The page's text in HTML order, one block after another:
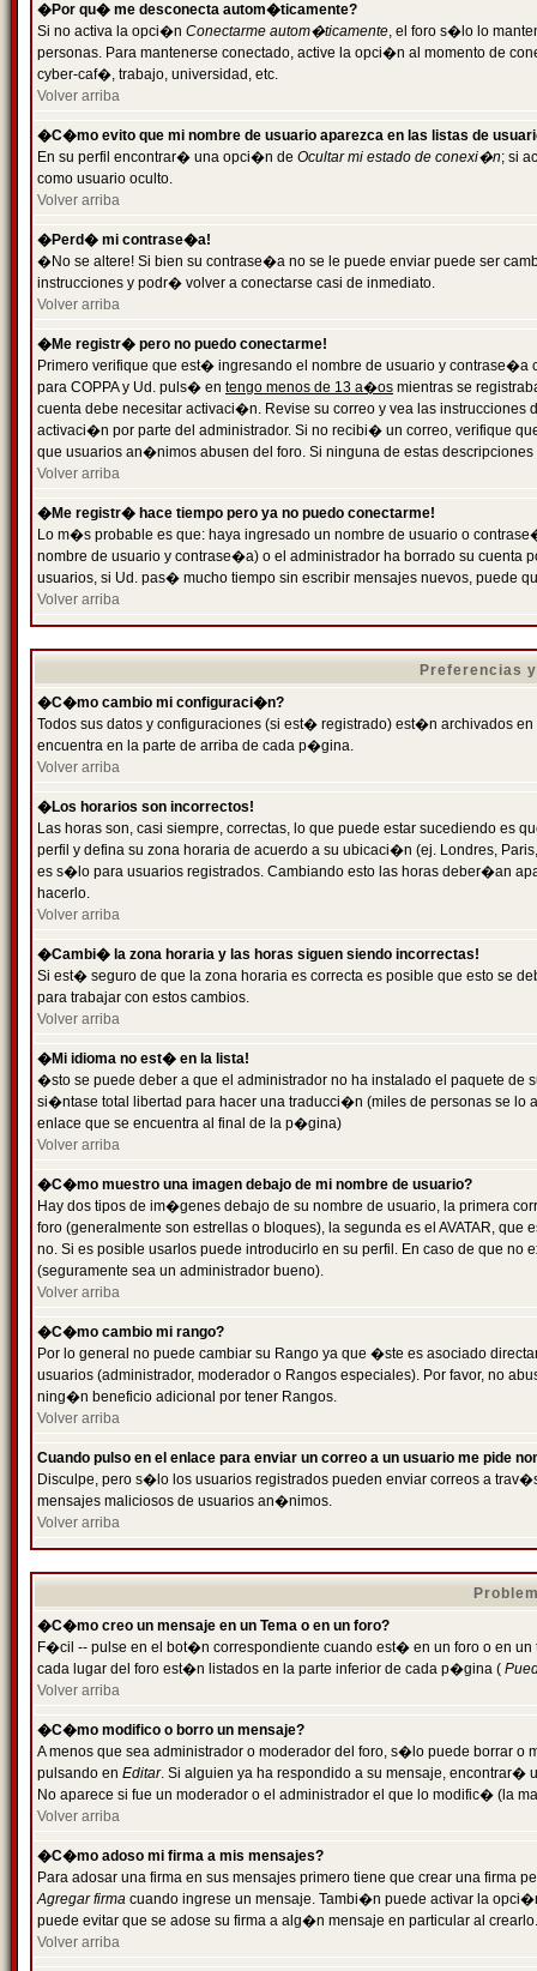
�Por qu� me desconecta autom�ticamente?
Si no activa la opci�n Conectarme autom�ticamente, el foro s�lo lo
personas. Para mantenerse conectado, active la opci�n al momento de
cyber-caf�, trabajo, universidad, etc.
Volver arriba
�C�mo evito que mi nombre de usuario aparezca en las listas de
En su perfil encontrar� una opci�n de Ocultar mi estado de conexi�n; si
como usuario oculto.
Volver arriba
�Perd� mi contrase�a!
�No se altere! Si bien su contrase�a no se le puede enviar puede ser
instrucciones y podr� volver a conectarse casi de inmediato.
Volver arriba
�Me registr� pero no puedo conectarme!
Primero verifique que est� ingresando el nombre de usuario y
para COPPA y Ud. puls� en tengo menos de 13 a�os mientras se
cuenta debe necesitar activaci�n. Revise su correo y vea las
activaci�n por parte del administrador. Si no recibi� un correo, verifique
que usuarios an�nimos abusen del foro. Si ninguna de estas
Volver arriba
�Me registr� hace tiempo pero ya no puedo conectarme!
Lo m�s probable es que: haya ingresado un nombre de usuario o
nombre de usuario y contrase�a) o el administrador ha borrado su
usuarios, si Ud. pas� mucho tiempo sin escribir mensajes nuevos, puede
Volver arriba
Preferencias
�C�mo cambio mi configuraci�n?
Todos sus datos y configuraciones (si est� registrado) est�n archivados
encuentra en la parte de arriba de cada p�gina.
Volver arriba
�Los horarios son incorrectos!
Las horas son, casi siempre, correctas, lo que puede estar sucediendo es
perfil y defina su zona horaria de acuerdo a su ubicaci�n (ej. Londres,
es s�lo para usuarios registrados. Cambiando esto las horas deber�an
hacerlo.
Volver arriba
�Cambi� la zona horaria y las horas siguen siendo incorrectas!
Si est� seguro de que la zona horaria es correcta es posible que esto se
para trabajar con estos cambios.
Volver arriba
�Mi idioma no est� en la lista!
�sto se puede deber a que el administrador no ha instalado el paquete
si�ntase total libertad para hacer una traducci�n (miles de personas se
enlace que se encuentra al final de la p�gina)
Volver arriba
�C�mo muestro una imagen debajo de mi nombre de usuario?
Hay dos tipos de im�genes debajo de su nombre de usuario, la primera
foro (generalmente son estrellas o bloques), la segunda es el AVATAR,
no. Si es posible usarlos puede introducirlo en su perfil. En caso de que
(seguramente sea un administrador bueno).
Volver arriba
�C�mo cambio mi rango?
Por lo general no puede cambiar su Rango ya que �ste es asociado
usuarios (administrador, moderador o Rangos especiales). Por favor, no
ning�n beneficio adicional por tener Rangos.
Volver arriba
Cuando pulso en el enlace para enviar un correo a un usuario me pide
Disculpe, pero s�lo los usuarios registrados pueden enviar correos a
mensajes maliciosos de usuarios an�nimos.
Volver arriba
�C�mo creo un mensaje en un Tema o en un foro?
F�cil -- pulse en el bot�n correspondiente cuando est� en un foro o en
cada lugar del foro est�n listados en la parte inferior de cada p�gina (
Volver arriba
�C�mo modifico o borro un mensaje?
A menos que sea administrador o moderador del foro, s�lo puede borrar o
pulsando en Editar. Si alguien ya ha respondido a su mensaje, encontrar�
No aparece si fue un moderador o el administrador el que lo modific� (la
Volver arriba
�C�mo adoso mi firma a mis mensajes?
Para adosar una firma en sus mensajes primero tiene que crear una firma
Agregar firma cuando ingrese un mensaje. Tambi�n puede activar la
puede evitar que se adose su firma a alg�n mensaje en particular al crearlo.
Volver arriba